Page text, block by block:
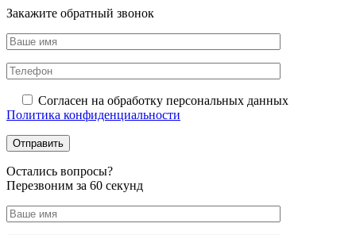
Закажите обратный звонок
Согласен на обработку персональных данных
Политика конфиденциальности
Оcтались вопросы?
Перезвоним за 60 секунд